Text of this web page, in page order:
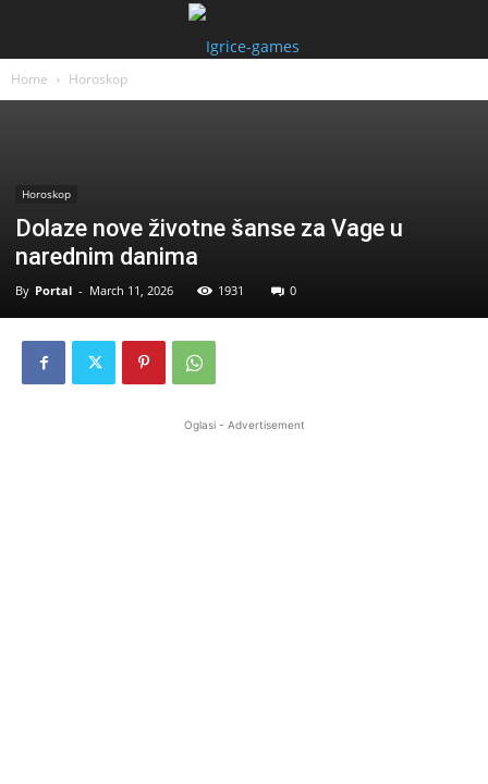
Home Horoskop
Horoskop
Dolaze nove životne šanse za Vage u
narednim danima
By Portal - March 11, 2026 1931 0
Oglasi - Advertisement